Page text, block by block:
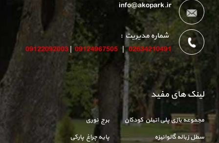
info@akopark.ir
شماره مدیریت :
02634210491
|
09124967505
|
09122092003
لینک های مفید
مجموعه بازی پلی اتیلن کودکان
برج نوری
سطل زباله گالوانیزه
پایه چراغ پارکی